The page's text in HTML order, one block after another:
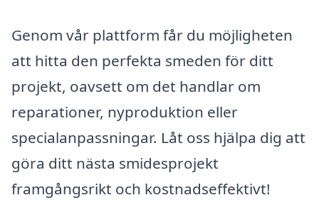
Genom vår plattform får du möjligheten
att hitta den perfekta smeden för ditt
projekt, oavsett om det handlar om
reparationer, nyproduktion eller
specialanpassningar. Låt oss hjälpa dig att
göra ditt nästa smidesprojekt
framgångsrikt och kostnadseffektivt!